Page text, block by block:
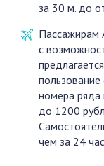
за 30 м. до
Пассажирам
с
пользование
номера ряда
до 1200
чем за 24